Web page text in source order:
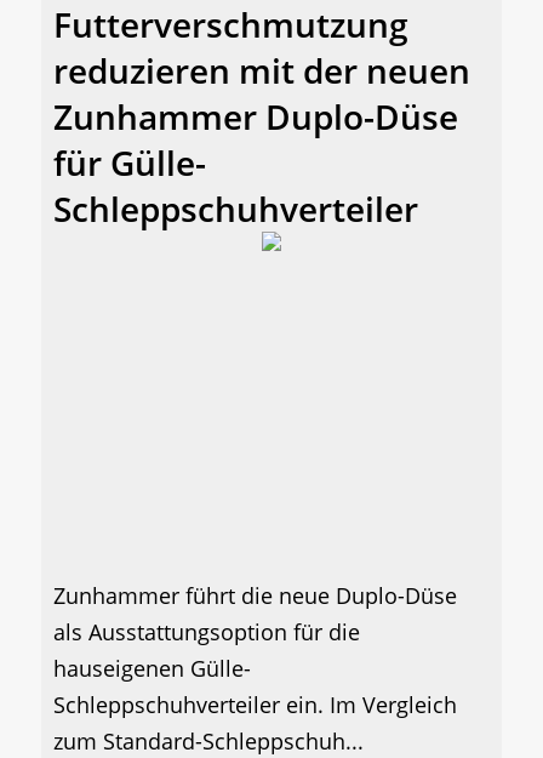
Futterverschmutzung
reduzieren mit der neuen
Zunhammer Duplo-Düse
für Gülle-
Schleppschuhverteiler
Zunhammer führt die neue Duplo-Düse
als Ausstattungsoption für die
hauseigenen Gülle-
Schleppschuhverteiler ein. Im Vergleich
zum Standard-Schleppschuh...